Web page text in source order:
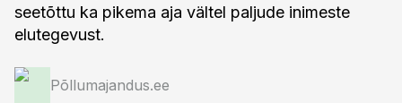
seetõttu ka pikema aja vältel paljude inimeste
elutegevust.
Põllumajandus.ee